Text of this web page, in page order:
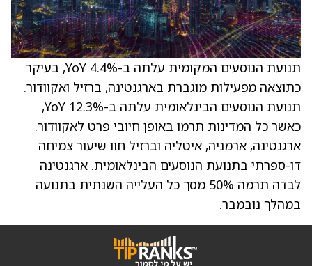
תנועת הנוסעים המקומית עלתה ב-4.4% YoY, בעיקר
כתוצאה מפעילות מוגברת בארגנטינה, ברזיל ואקוודור.
תנועת הנוסעים הבינלאומית עלתה ב-12.3% YoY,
כאשר כל המדינות תרמו באופן חיובי פרט לאקוודור.
ארגנטינה, ארמניה, איטליה וברזיל חוו שיעור צמיחה
דו-ספרתי בתנועת הנוסעים הבינלאומית. ארגנטינה
לבדה תרמה 50% מסך כל העלייה השנתית בתנועה
במהלך נובמבר.